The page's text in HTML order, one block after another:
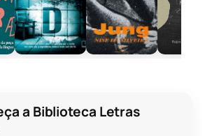
a Biblioteca Letras